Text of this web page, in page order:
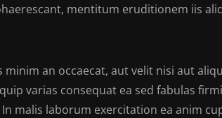
mentitum eruditionem iis
an occaecat, aut velit nisi aut
varias consequat ea sed fabulas
malis laborum exercitation ea anim